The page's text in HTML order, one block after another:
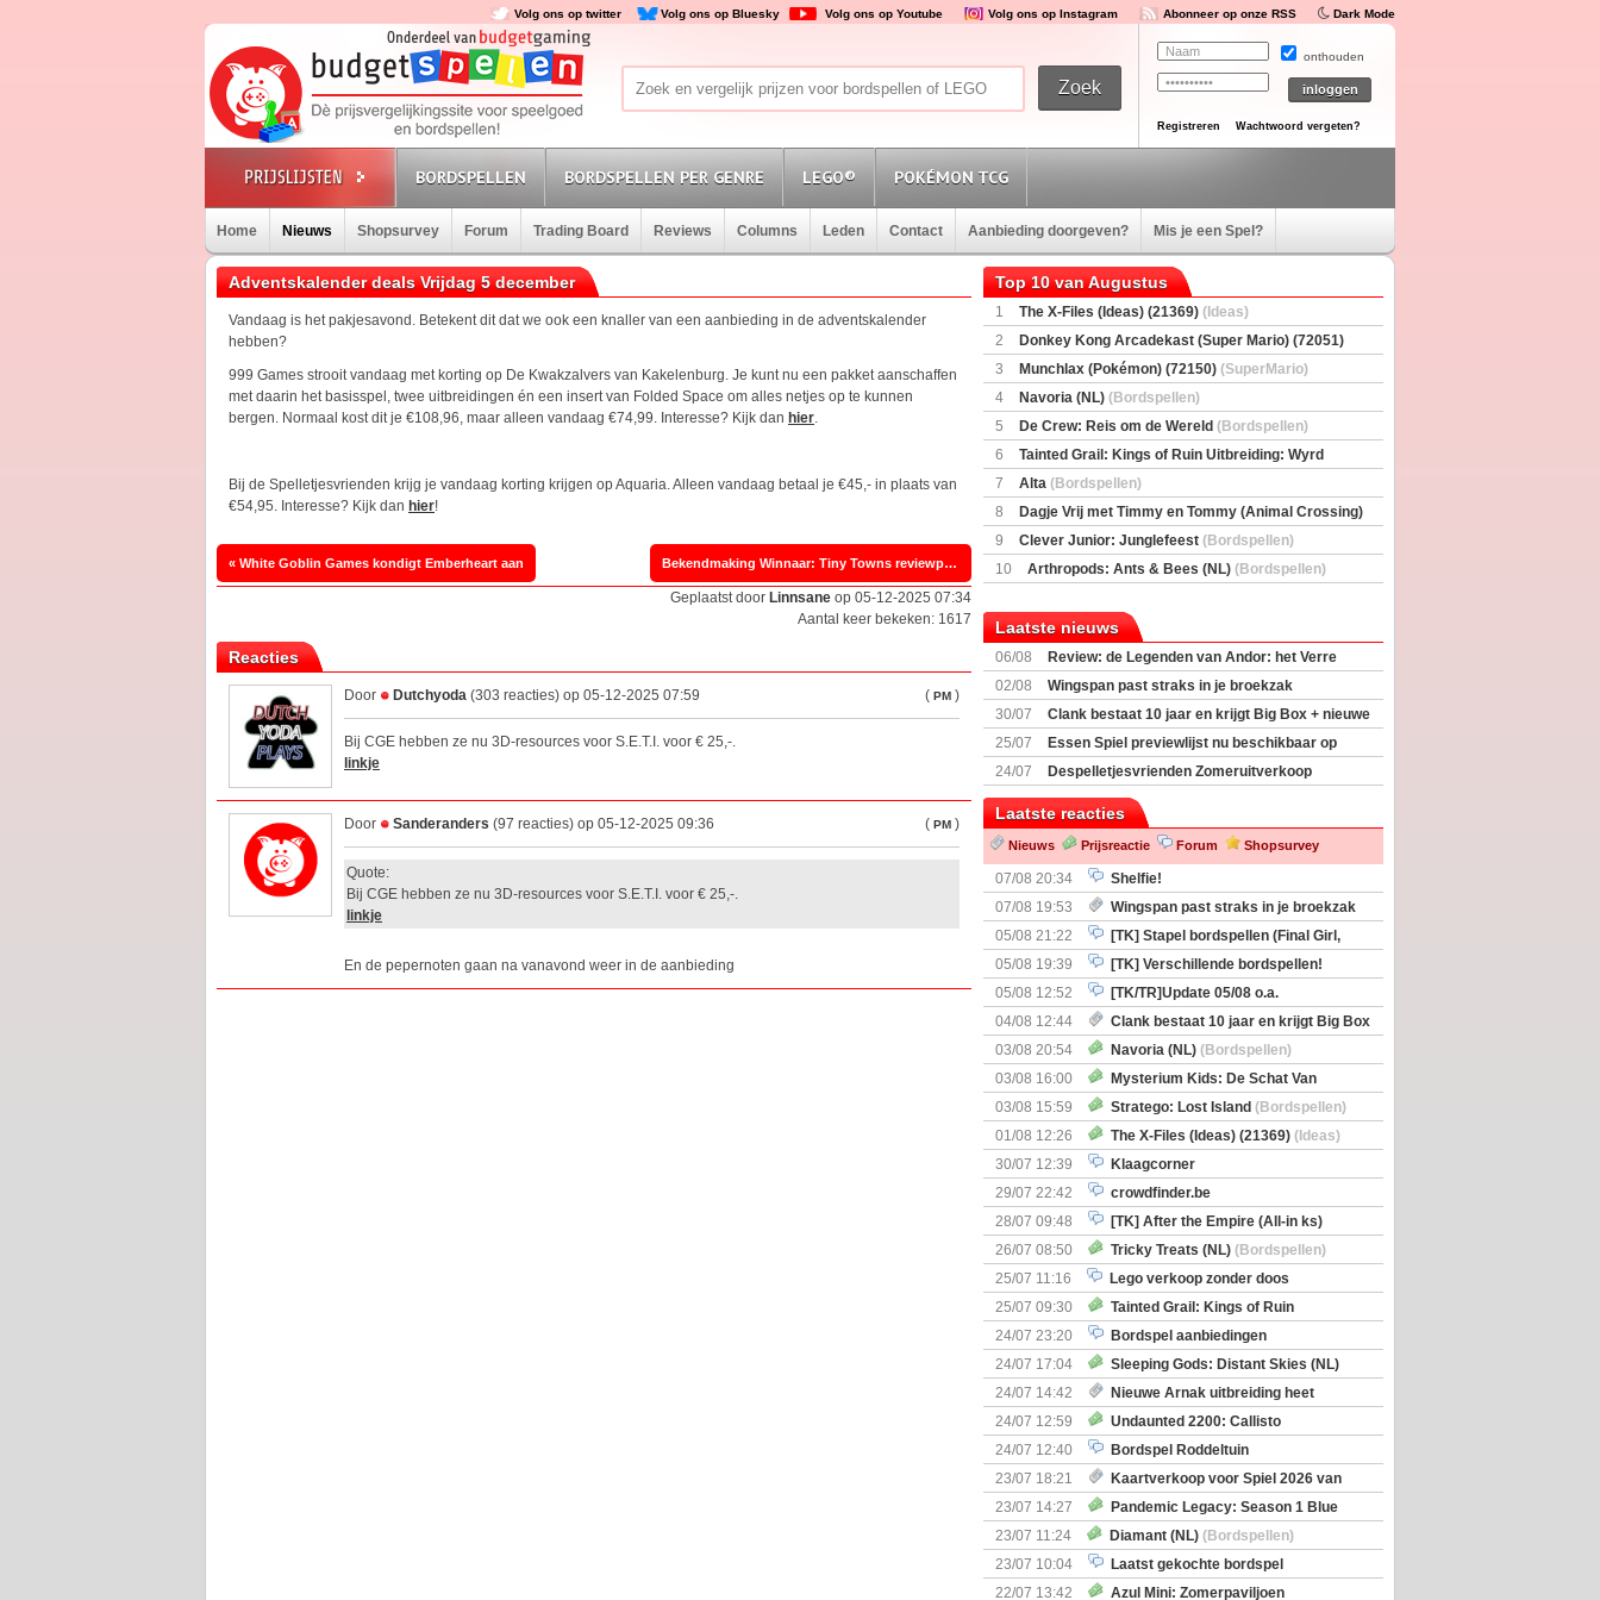
Volg ons op twitter Volg ons op Bluesky Volg ons op Youtube Volg ons op Instagram Abonneer op onze RSS Dark Mode
onthouden
Registreren Wachtwoord vergeten?
BORDSPELLEN BORDSPELLEN PER GENRE LEGO® POKÉMON TCG
Home Nieuws Shopsurvey Forum Trading Board Reviews Columns Leden Contact Aanbieding doorgeven? Mis je een Spel?
Adventskalender deals Vrijdag 5 december
Vandaag is het pakjesavond. Betekent dit dat we ook een knaller van een aanbieding in de adventskalender
hebben?
999 Games strooit vandaag met korting op De Kwakzalvers van Kakelenburg. Je kunt nu een pakket aanschaffen
met daarin het basisspel, twee uitbreidingen én een insert van Folded Space om alles netjes op te kunnen
bergen. Normaal kost dit je €108,96, maar alleen vandaag €74,99. Interesse? Kijk dan hier.
Bij de Spelletjesvrienden krijg je vandaag korting krijgen op Aquaria. Alleen vandaag betaal je €45,- in plaats van
€54,95. Interesse? Kijk dan hier!
« White Goblin Games kondigt Emberheart aan Bekendmaking Winnaar: Tiny Towns reviewpakket »
Geplaatst door Linnsane op 05-12-2025 07:34
Aantal keer bekeken: 1617
Reacties
Door Dutchyoda (303 reacties) op 05-12-2025 07:59 ( PM )
Bij CGE hebben ze nu 3D-resources voor S.E.T.I. voor € 25,-.
linkje
Door Sanderanders (97 reacties) op 05-12-2025 09:36 ( PM )
Quote:
Bij CGE hebben ze nu 3D-resources voor S.E.T.I. voor € 25,-.
linkje
En de pepernoten gaan na vanavond weer in de aanbieding
Top 10 van Augustus
1 The X-Files (Ideas) (21369) (Ideas)
2
Donkey Kong Arcadekast (Super Mario) (72051)
(SuperMario)
3 Munchlax (Pokémon) (72150) (SuperMario)
4
Navoria (NL) (Bordspellen)
5
De Crew: Reis om de Wereld (Bordspellen)
6
Tainted Grail: Kings of Ruin Uitbreiding: Wyrd
Encounters(Bordspellen)
7 Alta (Bordspellen)
8
Dagje Vrij met Timmy en Tommy (Animal Crossing)
(77059)(Ideas)
9 Clever Junior: Junglefeest (Bordspellen)
10
Arthropods: Ants & Bees (NL) (Bordspellen)
Laatste nieuws
06/08
Review: de Legenden van Andor: het Verre
Land
02/08
Wingspan past straks in je broekzak
30/07
Clank bestaat 10 jaar en krijgt Big Box + nieuwe
uitbreiding
25/07
Essen Spiel previewlijst nu beschikbaar op
Boardgamegeek
24/07
Despelletjesvrienden Zomeruitverkoop
Laatste reacties
Nieuws Prijsreactie Forum Shopsurvey
07/08 20:34
Shelfie!
07/08 19:53
Wingspan past straks in je broekzak
05/08 21:22
[TK] Stapel bordspellen (Final Girl,
Nemesis Retaliation, Zombicide Invader)
05/08 19:39
[TK] Verschillende bordspellen!
05/08 12:52
[TK/TR]Update 05/08 o.a.
Prijsverlagingen, Imperium Horizons, 20 Strong
04/08 12:44
Clank bestaat 10 jaar en krijgt Big Box
+ nieuwe uitbreiding
03/08 20:54 Navoria (NL) (Bordspellen)
03/08 16:00
Mysterium Kids: De Schat Van
Kapitein Boe
(Bordspellen)
03/08 15:59 Stratego: Lost Island (Bordspellen)
01/08 12:26
The X-Files (Ideas) (21369) (Ideas)
30/07 12:39
Klaagcorner
29/07 22:42
crowdfinder.be
28/07 09:48
[TK] After the Empire (All-in ks)
26/07 08:50
Tricky Treats (NL) (Bordspellen)
25/07 11:16
Lego verkoop zonder doos
25/07 09:30
Tainted Grail: Kings of Ruin
Uitbreiding: Wyrd Encounters(Bordspellen)
24/07 23:20
Bordspel aanbiedingen
24/07 17:04
Sleeping Gods: Distant Skies (NL)
(Bordspellen)
24/07 14:42
Nieuwe Arnak uitbreiding heet
Surprise Shipments
24/07 12:59
Undaunted 2200: Callisto
(Bordspellen)
24/07 12:40
Bordspel Roddeltuin
23/07 18:21
Kaartverkoop voor Spiel 2026 van
start
23/07 14:27
Pandemic Legacy: Season 1 Blue
(Bordspellen)
23/07 11:24 Diamant (NL) (Bordspellen)
23/07 10:04
Laatst gekochte bordspel
22/07 13:42
Azul Mini: Zomerpaviljoen